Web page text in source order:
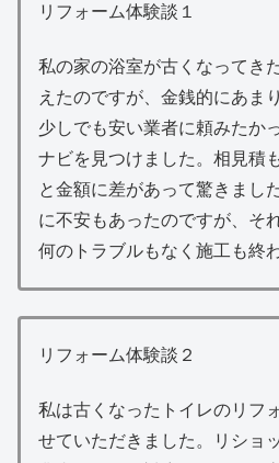
リフォーム体験談１
私の家の浴室が古くなってき
えたのですが、金銭的にあま
少しでも安い業者に頼みたか
ナビを見つけました。相見積
と金額に差があって驚きまし
に不安もあったのですが、そ
何のトラブルもなく施工も終
リフォーム体験談２
私は古くなったトイレのリフ
せていただきました。リショ